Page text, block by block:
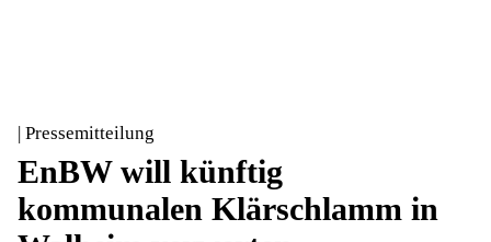
| Pressemitteilung
EnBW will künftig
kommunalen Klärschlamm in